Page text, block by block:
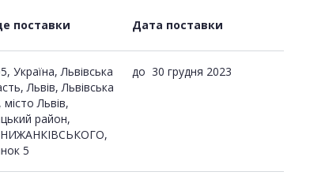
поставки Дата поставки
Україна, Львівська
Львів, Львівська
Львів,
район,
5
до 30 грудня 2023